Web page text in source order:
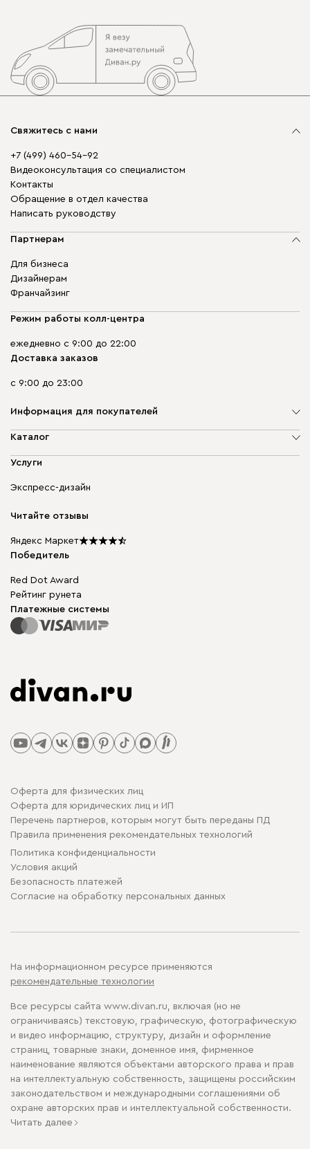
Свяжитесь с нами
+7 (499) 460-54-92
Видеоконсультация со специалистом
Контакты
Обращение в отдел качества
Написать руководству
Партнерам
Для бизнеса
Дизайнерам
Франчайзинг
Режим работы колл-центра
ежедневно с 9:00 до 22:00
Доставка заказов
с 9:00 до 23:00
Информация для покупателей
О компании
Доставка и оплата
диван.клуб
Подарочные сертификаты
Мы в прессе
Каталог
Мягкая мебель
Бескаркасная мебель
Столы и стулья
Услуги
Экспресс-дизайн
Читайте отзывы
Яндекс Маркет
Победитель
Red Dot Award
Рейтинг рунета
Платежные системы
Оферта для физических лиц
Оферта для юридических лиц и ИП
Перечень партнеров, которым могут быть переданы ПД
Правила применения рекомендательных технологий
Политика конфиденциальности
Условия акций
Безопасность платежей
Cогласие на обработку персональных данных
На информационном ресурсе применяются
рекомендательные технологии
Все ресурсы сайта www.divan.ru, включая (но не
ограничиваясь) текстовую, графическую, фотографическую
и видео информацию, структуру, дизайн и оформление
страниц, товарные знаки, доменное имя, фирменное
наименование являются объектами авторского права и прав
на интеллектуальную собственность, защищены российским
законодательством и международными соглашениями об
охране авторских прав и интеллектуальной собственности.
Читать далее